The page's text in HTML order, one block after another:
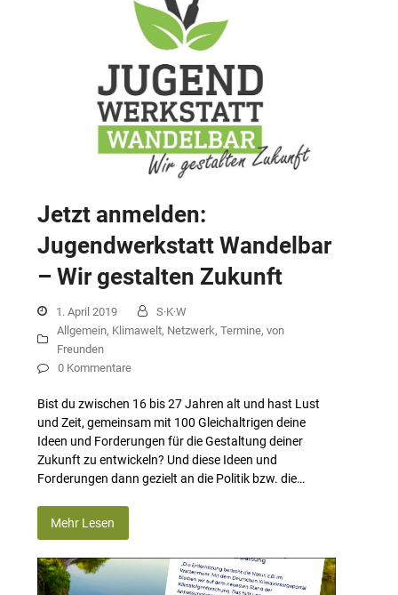
Jetzt anmelden:
Jugendwerkstatt Wandelbar
– Wir gestalten Zukunft
1. April 2019
S·K·W
Allgemein, Klimawelt, Netzwerk,Termine,von
Freunden
0 Kommentare
Bist du zwischen 16 bis 27 Jahren alt und hast Lust
und Zeit, gemeinsam mit 100 Gleichaltrigen deine
Ideen und Forderungen für die Gestaltung deiner
Zukunft zu entwickeln? Und diese Ideen und
Forderungen dann gezielt an die Politik bzw. die…
Mehr Lesen